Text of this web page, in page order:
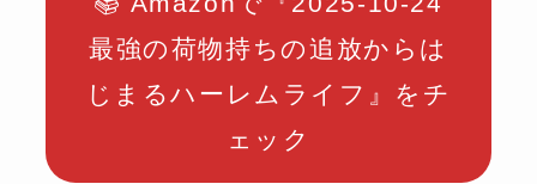
最強の荷物持ちの追放からは
じまるハーレムライフ』をチ
ェック